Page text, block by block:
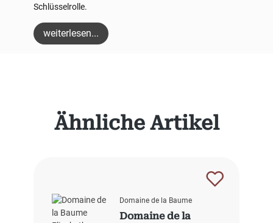
Produktgalerie überspringen
Ähnliche Artikel
Domaine de la Baume
Domaine de la
Schlüsselrolle.
weiterlesen...